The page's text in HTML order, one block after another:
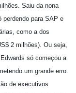
Saiu da nona
perdendo para SAP e
como a dos
2 milhões). Ou seja,
só começou a
um grande erro.
de executivos